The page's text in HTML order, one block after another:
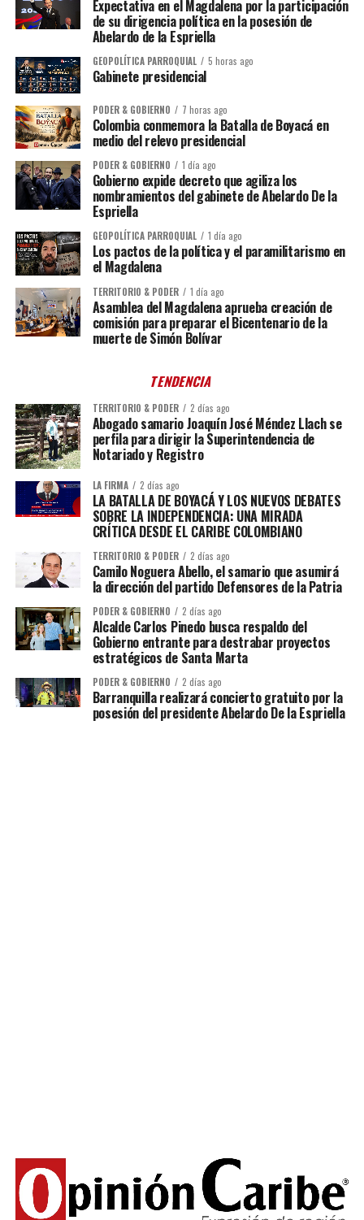
Expectativa en el Magdalena por la participación
de su dirigencia política en la posesión de
Abelardo de la Espriella
GEOPOLÍTICA PARROQUIAL 5 horas ago
Gabinete presidencial
PODER & GOBIERNO 7 horas ago
Colombia conmemora la Batalla de Boyacá en
medio del relevo presidencial
PODER & GOBIERNO 1 día ago
Gobierno expide decreto que agiliza los
nombramientos del gabinete de Abelardo De la
Espriella
GEOPOLÍTICA PARROQUIAL 1 día ago
Los pactos de la política y el paramilitarismo en
el Magdalena
TERRITORIO & PODER 1 día ago
Asamblea del Magdalena aprueba creación de
comisión para preparar el Bicentenario de la
muerte de Simón Bolívar
TENDENCIA
TERRITORIO & PODER 2 días ago
Abogado samario Joaquín José Méndez Llach se
perfila para dirigir la Superintendencia de
Notariado y Registro
LA FIRMA 2 días ago
LA BATALLA DE BOYACÁ Y LOS NUEVOS DEBATES
SOBRE LA INDEPENDENCIA: UNA MIRADA
CRÍTICA DESDE EL CARIBE COLOMBIANO
TERRITORIO & PODER 2 días ago
Camilo Noguera Abello, el samario que asumirá
la dirección del partido Defensores de la Patria
PODER & GOBIERNO 2 días ago
Alcalde Carlos Pinedo busca respaldo del
Gobierno entrante para destrabar proyectos
estratégicos de Santa Marta
PODER & GOBIERNO 2 días ago
Barranquilla realizará concierto gratuito por la
posesión del presidente Abelardo De la Espriella